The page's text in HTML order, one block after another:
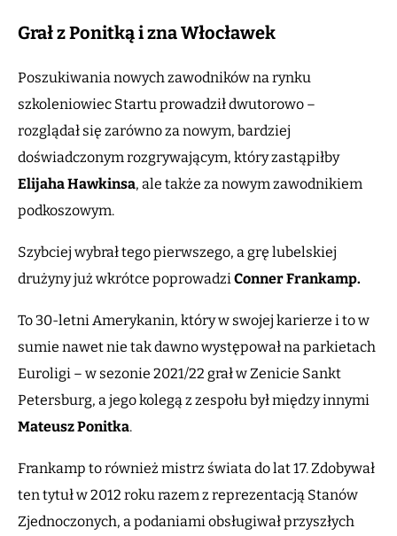
Grał z Ponitką i zna Włocławek
Poszukiwania nowych zawodników na rynku
szkoleniowiec Startu prowadził dwutorowo –
rozglądał się zarówno za nowym, bardziej
doświadczonym rozgrywającym, który zastąpiłby
Elijaha Hawkinsa, ale także za nowym zawodnikiem
podkoszowym.
Szybciej wybrał tego pierwszego, a grę lubelskiej
drużyny już wkrótce poprowadziConner Frankamp.
To 30-letni Amerykanin, który w swojej karierze i to w
sumie nawet nie tak dawno występował na parkietach
Euroligi – w sezonie 2021/22 grał w Zenicie Sankt
Petersburg, a jego kolegą z zespołu był między innymi
Mateusz Ponitka.
Frankamp to również mistrz świata do lat 17. Zdobywał
ten tytuł w 2012 roku razem z reprezentacją Stanów
Zjednoczonych, a podaniami obsługiwał przyszłych